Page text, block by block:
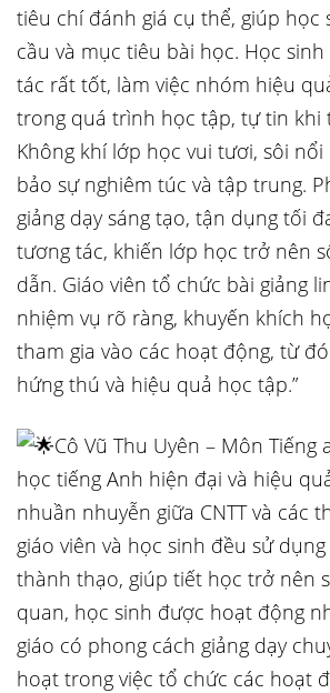
tiêu chí đánh giá cụ thể, giúp học
cầu và mục tiêu bài học. Học
tác rất tốt, làm việc nhóm hiệu
trong quá trình học tập, tự tin khi
Không khí lớp học vui tươi, sôi
bảo sự nghiêm túc và tập trung.
giảng dạy sáng tạo, tận dụng tối
tương tác, khiến lớp học trở nên
dẫn. Giáo viên tổ chức bài giảng
nhiệm vụ rõ ràng, khuyến khích
tham gia vào các hoạt động, từ
hứng thú và hiệu quả học tập.”
Cô Vũ Thu Uyên – Môn Tiếng
học tiếng Anh hiện đại và hiệu
nhuần nhuyễn giữa CNTT và các
giáo viên và học sinh đều sử
thành thạo, giúp tiết học trở nên
quan, học sinh được hoạt động
giáo có phong cách giảng dạy
hoạt trong việc tổ chức các hoạt